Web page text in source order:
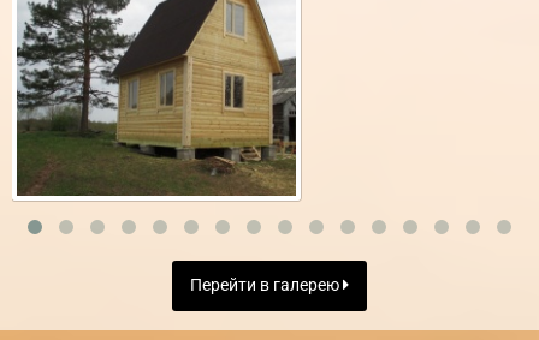
Перейти в галерею